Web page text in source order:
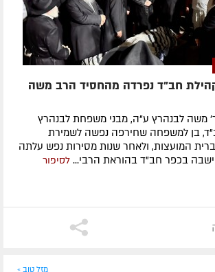
חב"ד נפרדה מהחסיד הרב משה
משה לבנהרץ ע"ה, מבני משפחת לבנהרץ
בן למשפחה שחירפה נפשה לשמירת
המועצות, ולאחר שנות מסירות נפש עלתה
בכפר חב"ד בהוראת הרבי... לסיפור
מזל טוב »